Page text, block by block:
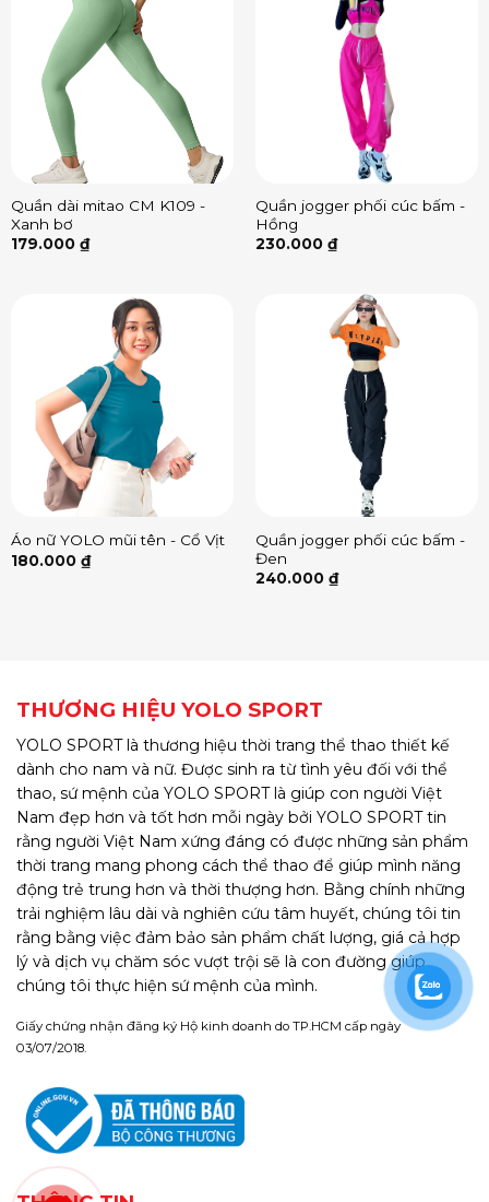
Quần dài mitao CM K109 -
Xanh bơ
179.000 ₫
Quần jogger phối cúc bấm -
Hồng
230.000 ₫
Áo nữ YOLO mũi tên - Cổ Vịt
180.000 ₫
Quần jogger phối cúc bấm -
Đen
240.000 ₫
THƯƠNG HIỆU YOLO SPORT
YOLO SPORT là thương hiệu thời trang thể thao thiết kế
dành cho nam và nữ. Được sinh ra từ tình yêu đối với thể
thao, sứ mệnh của YOLO SPORT là giúp con người Việt
Nam đẹp hơn và tốt hơn mỗi ngày bởi YOLO SPORT tin
rằng người Việt Nam xứng đáng có được những sản phẩm
thời trang mang phong cách thể thao để giúp mình năng
động trẻ trung hơn và thời thượng hơn. Bằng chính những
trải nghiệm lâu dài và nghiên cứu tâm huyết, chúng tôi tin
rằng bằng việc đảm bảo sản phẩm chất lượng, giá cả hợp
lý và dịch vụ chăm sóc vượt trội sẽ là con đường giúp
chúng tôi thực hiện sứ mệnh của mình.
Giấy chứng nhận đăng ký Hộ kinh doanh do TP.HCM cấp ngày
03/07/2018.